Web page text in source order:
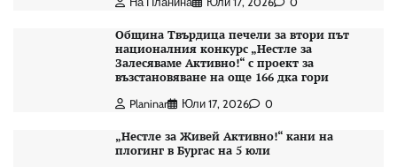
Община Твърдица печели за втори път
националния конкурс „Нестле за
Залесяваме Активно!“ с проект за
възстановяване на още 166 дка гори
Planinar Юли 17, 2026 0
„Нестле за Живей Активно!“ кани на
плогинг в Бургас на 5 юли